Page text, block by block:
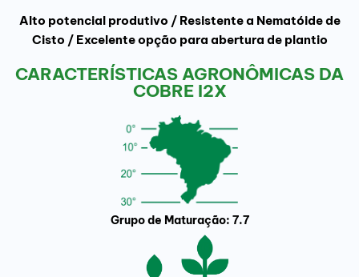
Alto potencial produtivo / Resistente a Nematóide de
Cisto / Excelente opção para abertura de plantio
CARACTERÍSTICAS AGRONÔMICAS DA
COBRE I2X
Grupo de Maturação: 7.7